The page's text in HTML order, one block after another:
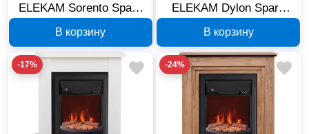
ELEKAM Sorento Spark
В корзину
ELEKAM Dylon Spark
В корзину
-17% -24%